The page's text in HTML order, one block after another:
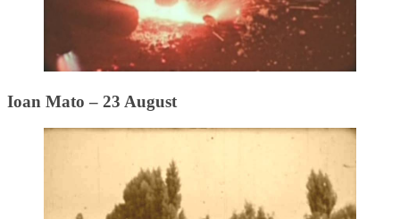
Ioan Mato – 23 August